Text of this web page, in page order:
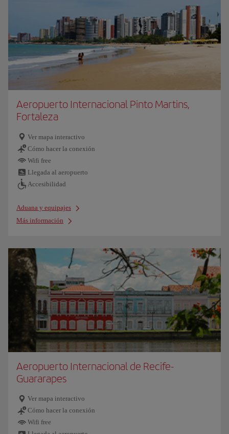
Aeropuerto Internacional Pinto Martins,
Fortaleza
Ver mapa interactivo
Cómo hacer la conexión
Wifi free
Llegada al aeropuerto
Accesibilidad
Aduana y equipajes
Más información
Aeropuerto Internacional de Recife-
Guararapes
Ver mapa interactivo
Cómo hacer la conexión
Wifi free